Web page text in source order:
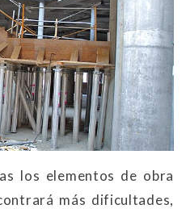
los elementos de obra
más dificultades,